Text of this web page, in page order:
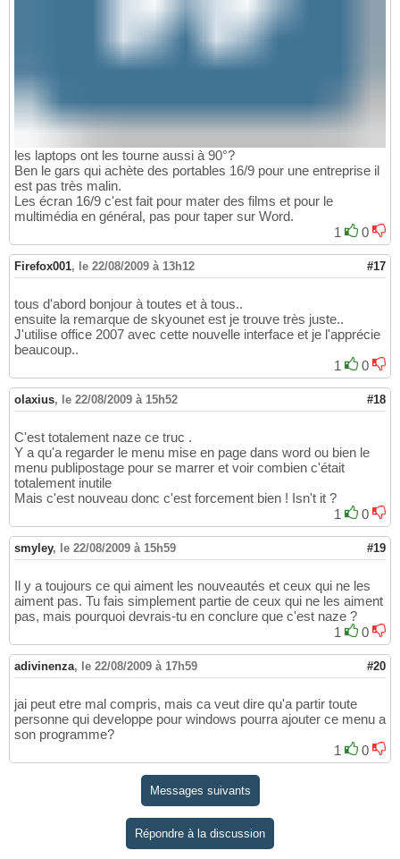
les laptops ont les tourne aussi à 90°?
Ben le gars qui achète des portables 16/9 pour une entreprise il
est pas très malin.
Les écran 16/9 c'est fait pour mater des films et pour le
multimédia en général, pas pour taper sur Word.
1
0
Firefox001, le 22/08/2009 à 13h12 #17
tous d'abord bonjour à toutes et à tous..
ensuite la remarque de skyounet est je trouve très juste..
J'utilise office 2007 avec cette nouvelle interface et je l'apprécie
beaucoup..
1
0
olaxius, le 22/08/2009 à 15h52 #18
C'est totalement naze ce truc .
Y a qu'a regarder le menu mise en page dans word ou bien le
menu publipostage pour se marrer et voir combien c'était
totalement inutile
Mais c'est nouveau donc c'est forcement bien ! Isn't it ?
1
0
smyley, le 22/08/2009 à 15h59 #19
Il y a toujours ce qui aiment les nouveautés et ceux qui ne les
aiment pas. Tu fais simplement partie de ceux qui ne les aiment
pas, mais pourquoi devrais-tu en conclure que c'est naze ?
1
0
adivinenza, le 22/08/2009 à 17h59 #20
jai peut etre mal compris, mais ca veut dire qu'a partir toute
personne qui developpe pour windows pourra ajouter ce menu a
son programme?
1
0
Messages suivants
Répondre à la discussion